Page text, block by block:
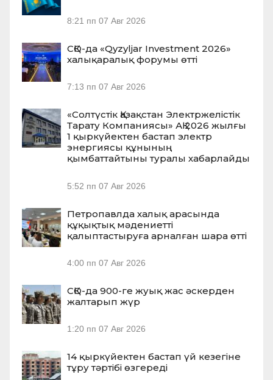
8:21 пп 07 Авг 2026
СҚО-да «Qyzyljar Investment 2026»
халықаралық форумы өтті
7:13 пп 07 Авг 2026
«Солтүстік Қазақстан Электржелістік
Тарату Компаниясы» АҚ 2026 жылғы
1 қыркүйектен бастап электр
энергиясы құнының
қымбаттайтыны туралы хабарлайды
5:52 пп 07 Авг 2026
Петропавлда халық арасында
құқықтық мәдениетті
қалыптастыруға арналған шара өтті
4:00 пп 07 Авг 2026
СҚО-да 900-ге жуық жас әскерден
жалтарып жүр
1:20 пп 07 Авг 2026
14 қыркүйектен бастап үй кезегіне
тұру тәртібі өзгереді